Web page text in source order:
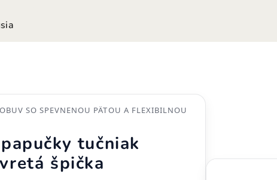
SO SPEVNENOU PÄTOU A FLEXIBILNOU
tučniak
špička